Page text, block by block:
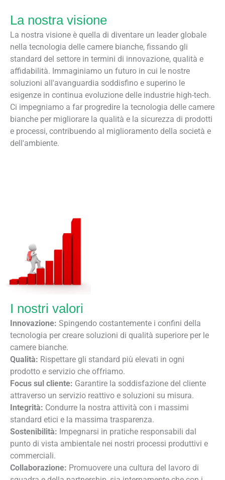
La nostra visione
La nostra visione è quella di diventare un leader globale
nella tecnologia delle camere bianche, fissando gli
standard del settore in termini di innovazione, qualità e
affidabilità. Immaginiamo un futuro in cui le nostre
soluzioni all'avanguardia soddisfino e superino le
esigenze in continua evoluzione delle industrie high-tech.
Ci impegniamo a far progredire la tecnologia delle camere
bianche per migliorare la qualità e la sicurezza di prodotti
e processi, contribuendo al miglioramento della società e
dell'ambiente.
I nostri valori
Innovazione: Spingendo costantemente i confini della
tecnologia per creare soluzioni di qualità superiore per le
camere bianche.
Qualità: Rispettare gli standard più elevati in ogni
prodotto e servizio che offriamo.
Focus sul cliente: Garantire la soddisfazione del cliente
attraverso un servizio reattivo e soluzioni su misura.
Integrità: Condurre la nostra attività con i massimi
standard etici e la massima trasparenza.
Sostenibilità: Impegnarsi in pratiche responsabili dal
punto di vista ambientale nei nostri processi produttivi e
commerciali.
Collaborazione: Promuovere una cultura del lavoro di